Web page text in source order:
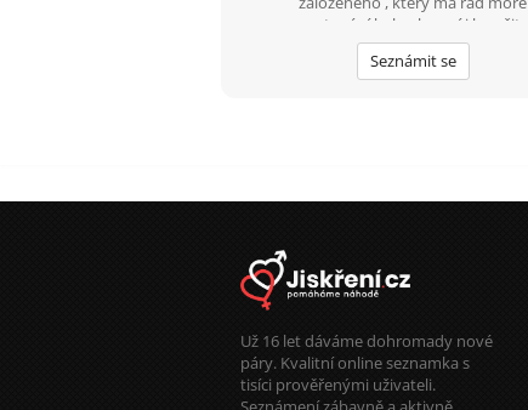
cestování,kolo,ale umí i lenošit.
Seznámit se
Už 16 let dáváme dohromady nové
páry. Kvalitní online seznamka s
tisíci prověřenými uživateli.